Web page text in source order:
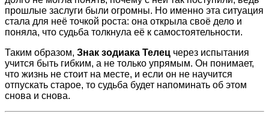
прошлые заслуги были огромны. Но именно эта ситуация
стала для неё точкой роста: она открыла своё дело и
поняла, что судьба толкнула её к самостоятельности.
Таким образом, Знак зодиака Телец через испытания
учится быть гибким, а не только упрямым. Он понимает,
что жизнь не стоит на месте, и если он не научится
отпускать старое, то судьба будет напоминать об этом
снова и снова.